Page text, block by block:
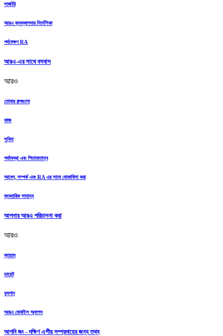
সার্জারি
আরএ ব্যবস্থাপনার নির্দেশিকা
পর্যবেক্ষণ RA
আরএ-এর সাথে বসবাস
আরও
তোমার গল্পগুলো
কাজ
সুবিধা
গর্ভাবস্থা এবং পিতামাতাত্ব
আবেগ, সম্পর্ক এবং RA এর সাথে মোকাবিলা করা
ব্যবহারিক সাহায্য
আপনার আরএ পরিচালনা করা
আরও
ব্যায়াম
ডায়েট
ধূমপান
আরএ মোবাইল অ্যাপস
আপনি জং - দক্ষিণ এশীয় সম্প্রদায়ের জন্য তথ্য